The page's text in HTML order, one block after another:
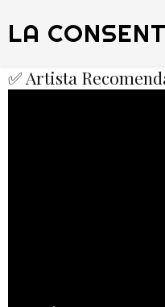
LA
✅ Artista